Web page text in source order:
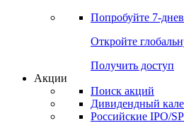
Попробуйте 7-
Откройте
Получить доступ
Акции
Поиск акций
Дивидендный
Российские IPO/